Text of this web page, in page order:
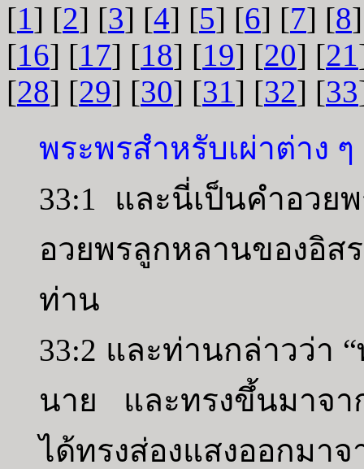
[1] [2] [3] [4] [5] [6] [7] [8
[16] [17] [18] [19] [20] [21
[28] [29] [30] [31] [32] [33
พระพรสำหรับเผ่าต่าง ๆ
33:1 และนี่เป็นคำอวย
อวยพรลูกหลานของอิส
ท่าน
33:2 และท่านกล่าวว่า
นาย และทรงขึ้นมาจา
ได้ทรงส่องแสงออกมา